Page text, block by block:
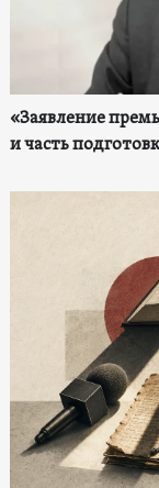
«Заявление
и часть